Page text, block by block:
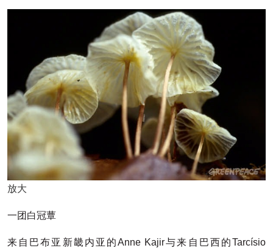
放大
一团白冠蕈
来自巴布亚新畿内亚的Anne Kajir与来自巴西的Tarcísio